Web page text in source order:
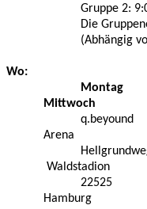
Gruppe 2:
Die
(Abhängig
Wo:
q.beyound
Arena
Waldstadion
22525